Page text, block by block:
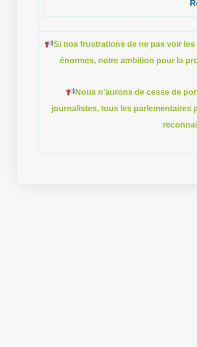
Si nos frustrations de ne pas voir
énormes, notre ambition pour la
Nous n’aurons de cesse de
journalistes, tous les parlementaires